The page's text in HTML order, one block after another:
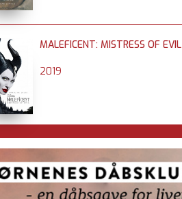
MALEFICENT: MISTRESS OF EVIL
2019